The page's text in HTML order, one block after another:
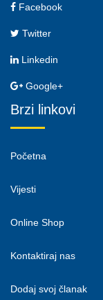
Facebook
Twitter
Linkedin
Google+
Brzi linkovi
Početna
Vijesti
Online Shop
Kontaktiraj nas
Dodaj svoj članak